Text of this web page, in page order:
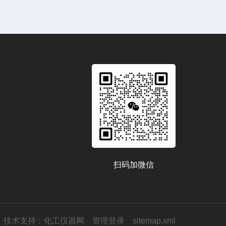
扫码加微信
技术支持： 化工仪器网 管理登录 sitemap.xml